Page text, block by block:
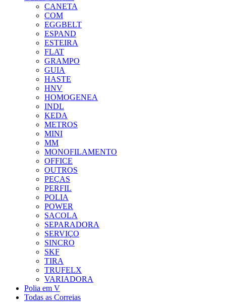
CANETA
COM
EGGBELT
ESPAND
ESTEIRA
FLAT
GRAMPO
GUIA
HASTE
HNV
HOMOGENEA
INDL
KEDA
METROS
MINI
MM
MONOFILAMENTO
OFFICE
OUTROS
PEÇAS
PERFIL
POLIA
POWER
SACOLA
SEPARADORA
SERVIÇO
SINCRO
SKF
TIRA
TRUFELX
VARIADORA
Polia em V
Todas as Correias